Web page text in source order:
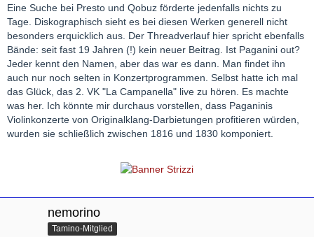
Eine Suche bei Presto und Qobuz förderte jedenfalls nichts zu
Tage. Diskographisch sieht es bei diesen Werken generell nicht
besonders erquicklich aus. Der Threadverlauf hier spricht ebenfalls
Bände: seit fast 19 Jahren (!) kein neuer Beitrag. Ist Paganini out?
Jeder kennt den Namen, aber das war es dann. Man findet ihn
auch nur noch selten in Konzertprogrammen. Selbst hatte ich mal
das Glück, das 2. VK "La Campanella" live zu hören. Es machte
was her. Ich könnte mir durchaus vorstellen, dass Paganinis
Violinkonzerte von Originalklang-Darbietungen profitieren würden,
wurden sie schließlich zwischen 1816 und 1830 komponiert.
nemorino
Tamino-Mitglied